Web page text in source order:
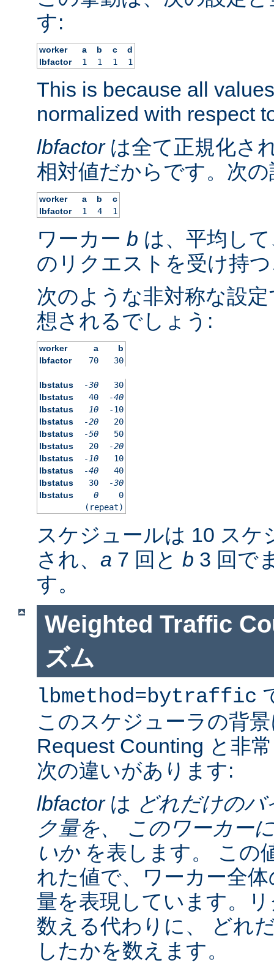
す:
worker a b c
d
lbfactor
1 1 1 1
This is because all
normalized with respect
lbfactorは全て正規化さ
相対値だからです。次
worker a b
c
lbfactor
1 4 1
ワーカー b は、平均し
のリクエストを受け持
次のような非対称な設
想されるでしょう:
worker a
b
lbfactor
70 30
lbstatus -30
30
lbstatus
40
-40
lbstatus
10
-10
lbstatus
-20
20
lbstatus
-50
50
lbstatus
20
-20
lbstatus
-10
10
lbstatus
-40
40
lbstatus
30
-30
lbstatus
0
0
(repeat)
スケジュールは 10 スケ
され、 a 7 回と b 3 回で
す。
Weighted Traffic
ズム
lbmethod=bytraffic
このスケジューラの背
Request Counting と非
次の違いがあります:
lbfactorは どれだけの
ク量を、 このワーカー
いかを表します。 この
れた値で、ワーカー全
量を表現しています。
数える代わりに、 どれ
したかを数えます。